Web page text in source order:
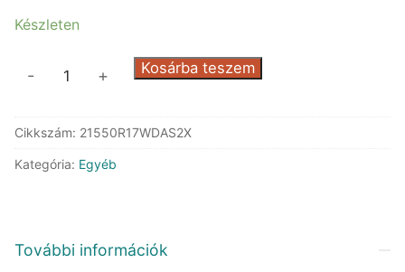
Készleten
XL
mennyiség
- + Kosárba teszem
Cikkszám: 21550R17WDAS2X
Kategória: Egyéb
További információk